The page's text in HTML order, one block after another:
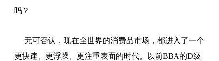
吗？
无可否认，现在全世界的消费品市场，都进入了一个
更快速、更浮躁、更注重表面的时代。以前BBA的D级